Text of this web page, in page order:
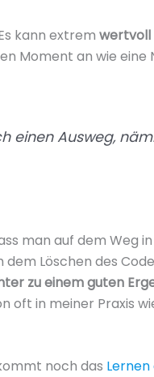
kann extrem wertvoll
Moment an wie eine
einen Ausweg,
man auf dem Weg
Löschen des
zu einem guten
oft in meiner Praxis
noch das